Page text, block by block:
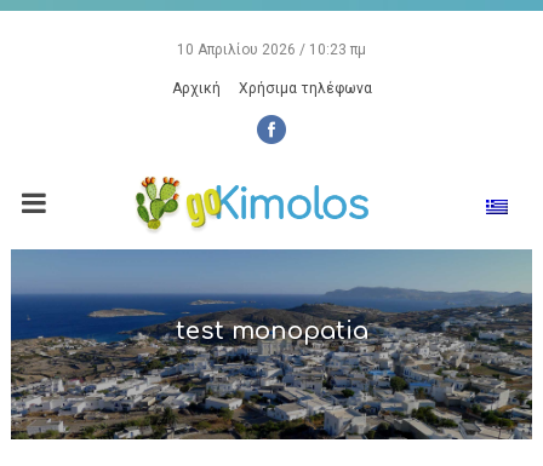
10 Απριλίου 2026 / 10:23 πμ
Αρχική Χρήσιμα τηλέφωνα
test monopatia